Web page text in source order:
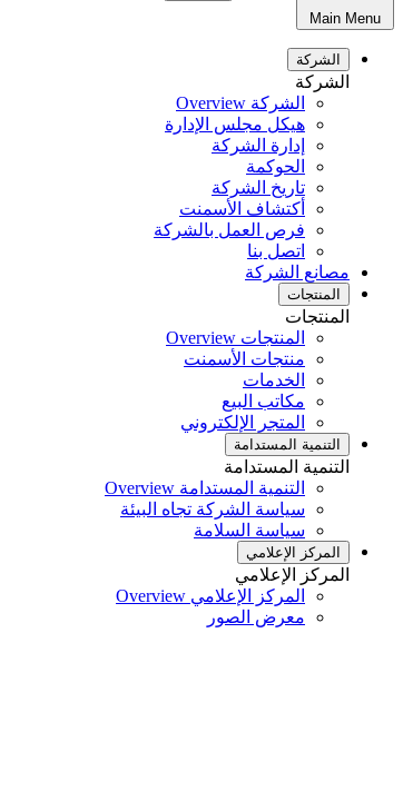
Main Menu
الشركة
الشركة
الشركة Overview
هيكل مجلس الإدارة
إدارة الشركة
الحوكمة
تاريخ الشركة
أكتشاف الأسمنت
فرص العمل بالشركة
اتصل بنا
مصانع الشركة
المنتجات
المنتجات
المنتجات Overview
منتجات الأسمنت
الخدمات
مكاتب البيع
المتجر الإلكتروني
التنمية المستدامة
التنمية المستدامة
التنمية المستدامة Overview
سياسة الشركة تجاه البيئة
سياسة السلامة
المركز الإعلامي
المركز الإعلامي
المركز الإعلامي Overview
معرض الصور